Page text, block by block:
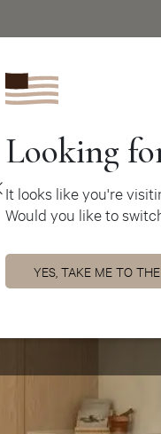
Looking
It looks like you're
Would you like to
YES, TAKE ME TO